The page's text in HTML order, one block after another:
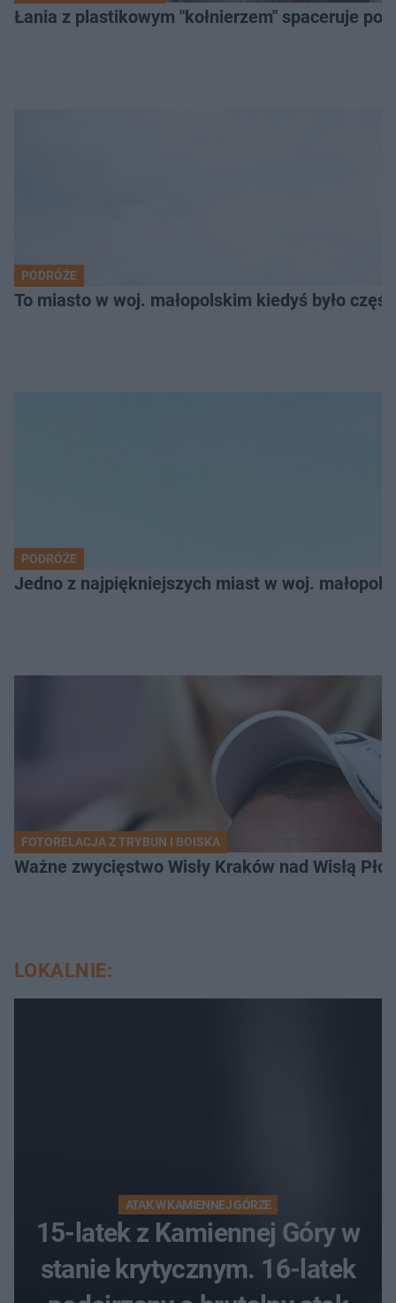
Łania z plastikowym "kołnierzem" spaceruje po
PODRÓŻE
To miasto w woj. małopolskim kiedyś było
PODRÓŻE
Jedno z najpiękniejszych miast w woj.
FOTORELACJA Z TRYBUN I BOISKA
Ważne zwycięstwo Wisły Kraków nad Wisłą
LOKALNIE:
ATAK W KAMIENNEJ GÓRZE
15-latek z Kamiennej Góry w
stanie krytycznym. 16-latek